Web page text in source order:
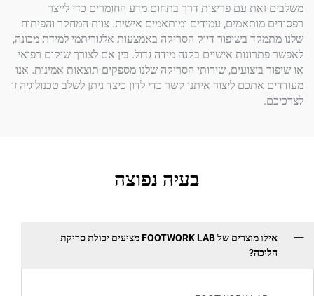
עם פריצות דרך בתחום מדע החומרים כדי לייצר
עמידים ומותאמים אישית. צוות המחקר והפיתוח
בשיפור דיוק הסריקה באמצעות אלגוריתמי למידת מכונה,
אישיים בקנה מידה גדול. בין אם לצורך שיקום רפואי
שירותי הסריקה שלנו מספקים תוצאות אמינות. אנו
ליצור איתנו קשר כדי לדון כיצד ניתן לשלב טכנולוגיה זו
בעיה נפוצה
אילו מוצרים של FOOTWORK LAB מציעים יכולת סריקת